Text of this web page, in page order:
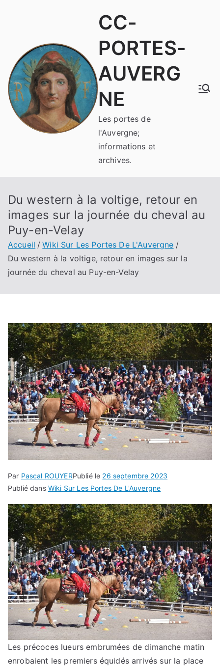
CC-
PORTES-
AUVERG
NE
Les portes de
l'Auvergne;
informations et
archives.
Du western à la voltige, retour en
images sur la journée du cheval au
Puy-en-Velay
Accueil
Wiki Sur Les Portes De L'Auvergne
Du western à la voltige, retour en images sur la
journée du cheval au Puy-en-Velay
Par Pascal ROUYERPublié le 26 septembre 2023
Publié dans Wiki Sur Les Portes De L'Auvergne
Les précoces lueurs embrumées de dimanche matin
enrobaient les premiers équidés arrivés sur la place